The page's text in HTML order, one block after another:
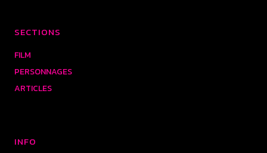
SECTIONS
FILM
PERSONNAGES
ARTICLES
INFO